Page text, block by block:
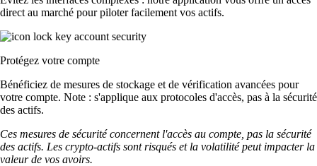
direct au marché pour piloter facilement vos actifs.
Protégez votre compte
Bénéficiez de mesures de stockage et de vérification avancées pour
votre compte. Note : s'applique aux protocoles d'accès, pas à la sécurité
des actifs.
Ces mesures de sécurité concernent l'accès au compte, pas la sécurité
des actifs. Les crypto-actifs sont risqués et la volatilité peut impacter la
valeur de vos avoirs.